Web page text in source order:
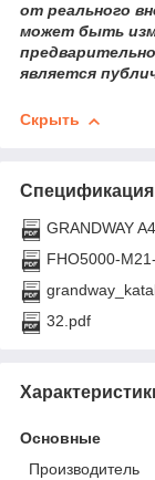
от реального
может быть
является
Скрыть
Спецификация
GRANDWAY
FHO5000-
32.pdf
Основные
Производитель